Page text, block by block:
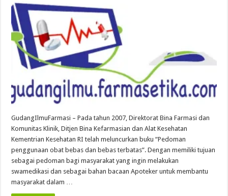
GudangIlmuFarmasi – Pada tahun 2007, Direktorat Bina Farmasi dan
Komunitas Klinik, Ditjen Bina Kefarmasian dan Alat Kesehatan
Kementrian Kesehatan RI telah meluncurkan buku “Pedoman
penggunaan obat bebas dan bebas terbatas”. Dengan memiliki tujuan
sebagai pedoman bagi masyarakat yang ingin melakukan
swamedikasi dan sebagai bahan bacaan Apoteker untuk membantu
masyarakat dalam …